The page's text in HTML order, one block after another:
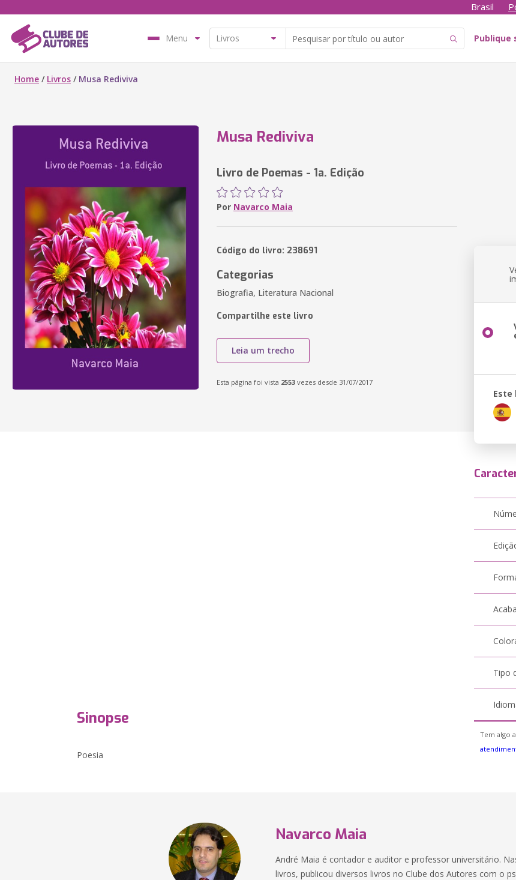
Brasil
Menu Publique
Home / Livros / Musa Rediviva
Musa Rediviva
Livro de Poemas - 1a. Edição
Por Navarco Maia
Código do livro: 238691
Categorias
Biografia, Literatura Nacional
Compartilhe este livro
Leia um trecho
Esta página foi vista 2553 vezes desde 31/07/2017
Este
Sinopse
Poesia
Tipo
Tem algo
Navarco Maia
André Maia é contador e auditor e professor universitário.
livros, publicou diversos livros no Clube dos Autores com o